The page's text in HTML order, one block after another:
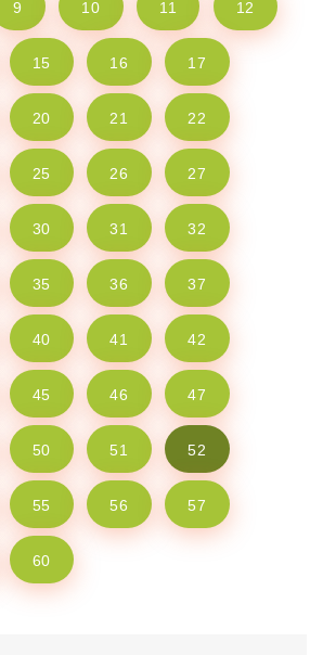
9 10 11 12
15 16 17
20 21 22
25 26 27
30 31 32
35 36 37
40 41 42
45 46 47
50 51 52
55 56 57
60